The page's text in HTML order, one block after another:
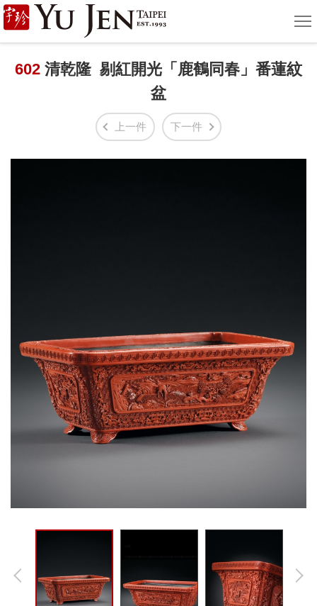
宇
珍
國
術
單
602 清乾隆 剔紅開光「鹿鶴同春」番蓮紋
盆
上一件 下一件